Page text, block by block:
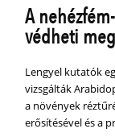
A
védheti
Lengyel kutatók
vizsgálták
a növények
erősítésével és a